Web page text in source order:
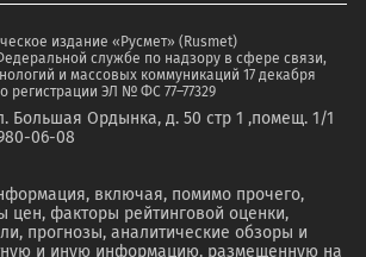
издание «Русмет» (Rusmet)
службе по надзору в сфере связи,
и массовых коммуникаций 17 декабря
регистрации ЭЛ № ФС 77–77329
Большая Ордынка, д. 50 стр 1 ,помещ. 1/1
06-08
включая, помимо прочего,
цен, факторы рейтинговой оценки,
прогнозы, аналитические обзоры и
и иную информацию, размещенную на